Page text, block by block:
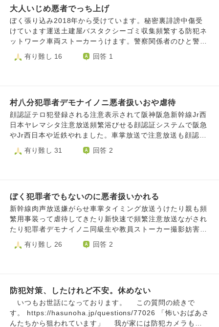
故私はいつも不審人物に目をつけられてしまうの？ 本当に
怖かったです。 よろしくお願いいたします。
民嫌がらせしています。ググールマップアラユル場所トラッ
ク止まっており意図的トラックふやす防犯嫌がらせ証拠あり
ます。ファミレスやコンビニや百貨店やショッピングモール
トラックふやす嫌がらせ協力しています。おやから嫌がらせ
うけますトイレ行く前はいっきたり頻繁歯磨き台所いく嫌が
らせなどうけます。鉄道会社車掌発車放送してきたり嫌がら
る嫌がらせ阪急梅田Jr西日本大阪駅阪急うめだ山陽姫路新幹
線新大阪駅やれました神戸電鉄でもです上鉄道会社頻繁清掃
員待ち伏せやれました行政集団ストーカーおかねめあてやっ
ている証拠あります。ぼく嫌がらせ防犯加害者から提供され
てです。福祉や病院攻める防犯やっているから精神科や福祉
集団ストーカー企業やっているし告発2020ねんにあり行政
市民嫌がらせやっているアメリカ行政しょくいん自白シテイ
マス。警備員ストーカーも専門家記事載っています。いつも
警備員同じ系列場所付きまといです。新幹線やしんおおさか
えきや姫路駅やうめだ地下街やれました。顔認証行政不正登
録され行政不審者でっち上げ部署生活警察警察か公安警察で
た朝日明神社服が長いなど明らかに嫌がらせうけました
にぼく監視シテイマス。父親にスマホいじるだけスマホわる
いことなんてしてないのにスマホタイミング嫌がらせシテキ
マシタ。訪問看護や計画相談員や宅配などやれます.元議員
さんいわれているタイミングドアあけしめ父親一日中してき
親集団ストーカー加害者自白けしたり人間関係はかいして友
す。ネット調べると運送土建屋宅配頻繁するのは嫌がらせま
たは集団ストーカーでてきます。防犯ネット不審物登録され
るとあらゆる店舗や鉄道がいしゃ嫌がらせ受けます。にらみ
や盗撮攻める防犯をとりてつしているときに同級生や学校先
急やれました証拠あります。鉄道会社攻める防犯証拠です。
や西九条駅や関目駅やあらゆる鉄道がいしゃやれます。新快
速でも不審行為や不審物放送顔認証嫌がらせを新快速や阪急
電車や大阪メトロや近鉄やれました鉄道がいしゃテロップで
危険物持ち込みなど嫌がらせテロ犯登録嫌がらせ表示嫌がら
せ受けます。学校いじめうけたり父親に頻繁は磨きやトイレ
行く防犯嫌がらせやアンカリング受けます。親からぎゃくた
ーストーキングという集団ストーカーです。父親と母親虐待
うけています。頻繁トラックとおる監視うけています
大人いじめ悪者でっち上げ
ぼく張り込み2018年から受けています。秘密裏誹謗中傷受
けています運送土建屋バスタクシーゴミ収集頻繁する防犯ネ
ットワーク車両ストーカーうけます。警察関係者のひと警視
庁勤務のひとが防犯ネットワーク登録されている自白してい
ます。顔認証不審者登録もです。デマ流布生活安全警察や警
大勢企業参加しています。トラックバスしゃれつすれ違い増
やす嫌がらせ車両ストーカー出かけるたび受けています。大
勢企業や利用している通院している精神か関与しています。
ぼく行政や警察から被害認めた返事あります。小1ときから
いるときや祭りのときやれました。タクシー頻繁するやりす
ップ乗っていました。父親や母親頻繁うろつく集団ストーカ
ーシテキマシタ。スマホタイミング親が嫌がらせしてきま
す。父親わざ深夜何回もトイレおきてくる嫌がらせ親が24時
間監視してきますある警察礼状なし犯罪歴ないのに24時間監
などホテルまで学生たち不審者登録嫌がらせしてきます。近
く集ストうけます。犯罪歴ないのに怪しいりゆうだけ警戒う
けます。父親と母親頻繁うろつく集団ストーカーうけます。
たいみんぐとああけしめ嫌がらせおやがしてきます犯罪歴な
いのに虐待してきます。トラック数十台しゃれつ頻繁するの
有り難し 16 回答 1
村八分犯罪者デモナイノニ悪者扱いおや虐待
顔認証テロ犯登録される注意表示されて阪神阪急新幹線Jr西
日本ヤレマシタ注意放送頻繁浴びせる顔認証システムで阪急
やJr西日本や近鉄やれました。車掌放送で注意放送も顔認証
システムデすネット乗っていました新幹線新快速大阪メトロ
神戸電鉄あおなみ線阪急能勢電やれます。地域からぼくはよ
す。集団ストーカー記載かんして元国会議員さんや権力者繋
がる人が集団ストーカー国家犯罪いっています。友だち行政
テレグラム集団ストーカー依頼くるじはくしてて行政職員ぼ
くに嫌がらせしろ指示あったじはくしています。撮り鉄して
っても嫌がらせ受けます。清掃員待ち伏せ顔認証システムを
グために我慢していましたがメンタルやれました。新幹線警
備員頻繁すれ違い嫌がらせしてきたり顔認証システム嫌がら
せ受けました。父親と母親一日中タイミングよく元議員さん
いっておられるタイミングドア開け閉めしてきたので父親と
有り難し 31 回答 2
ぼく犯罪者でもないのに悪者扱いかれる
新幹線肉声放送嫌がらせ車掌タイミング放送うけたり親も頻
繁用事装って虐待してきたり新快速で頻繁注意放送ながされ
たり犯罪者デモナイノニ同級生や教員ストーカー撮影妨害う
けましたストーカーしてきた集団ストーカー加害者と被害者
内偵わかりましたやりすぎ防犯パトロールのっています知り
除xでのっている清掃員付きまといなどjr西日本や阪急や京阪
や阪神や近鉄や新幹線やjr東日本で犯罪者ないのに顔認証嫌
がらせうけました。犯罪者ないのに新快速や奈良駅や 大阪
駅やヒメジエキで犯罪者でもないのに肉声嫌がらせやわざと
有り難し 26 回答 2
防犯対策、したけれど不安。休めない
いつもお世話になっております。 この質問の続きで
す。 https://hasunoha.jp/questions/77026 「怖いおばあさ
んたちから狙われています」 我が家には防犯カメラも付